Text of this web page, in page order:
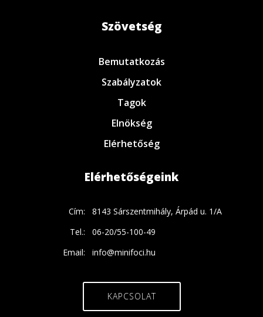
Szövetség
Bemutatkozás
Szabályzatok
Tagok
Elnökség
Elérhetőség
Elérhetőségeink
Cím:
8143 Sárszentmihály, Árpád u. 1/A
Tel.:
06-20/55-100-49
Email:
info@minifoci.hu
KAPCSOLAT